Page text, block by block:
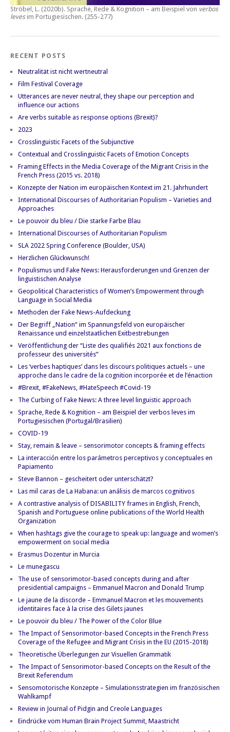
Ströbel, L. (2020b). Sprache, Rede & Kognition – am Beispiel von verbos
levesim Portugiesischen. (255-277)
RECENT POSTS
Neutralität ist nicht wertneutral
Film Festival Coverage
Utterances are never neutral, they shape our perception and
influence our actions
Are verbs suitable as response options (Brexit)?
2023
Crosslinguistic Facets of the Subjunctive
Contextual and Crosslinguistic Facets of Emotion Concepts
Framing Effects in the Media Coverage of the Migrant Crisis in the
French Press (2015 vs. 2018)
Konzepte der Nation im europäischen Kontext im 21. Jahrhundert
International Discourses of Authoritarian Populism – Varieties and
Approaches
Le pouvoir du bleu / Die starke Farbe Blau
International Discourses of Authoritarian Populism
SLA 2022 Spring Conference (Boulder, USA)
Herzlichen Glückwunsch!
Populismus und Fake News: Herausforderungen und Grenzen der
linguistischen Analyse
Geopolitical Characteristics of Women’s Empowerment through
Language in Social Media
Methoden der Fake News-Aufdeckung
Der Begriff „Nation“ im Spannungsfeld von europäischer
Renaissance und einzelstaatlichen Exitbestrebungen
Veröffentlichung der “Liste des qualifiés 2021 aux fonctions de
professeur des universités”
Les ‘verbes haptiques’ dans les discours politiques actuels – une
approche dans le cadre de la cognition incorporée et de l’énaction
#Brexit, #FakeNews, #HateSpeech #Covid-19
The Curbing of Fake News: A three level linguistic approach
Sprache, Rede & Kognition – am Beispiel der verbos leves im
Portugiesischen (Portugal/Brasilien)
COVID-19
Stay, remain & leave – sensorimotor concepts & framing effects
La interacción entre los parámetros perceptivos y conceptuales en
Papiamento
Steve Bannon – gescheitert oder unterschätzt?
Las mil caras de La Habana: un análisis de marcos cognitivos
A contrastive analysis of DISABILITY frames in English, French,
Spanish and Portuguese online publications of the World Health
Organization
When hashtags give the courage to speak up: language and women’s
empowerment on social media
Erasmus Dozentur in Murcia
Le munegascu
The use of sensorimotor-based concepts during and after
presidential campaigns – Emmanuel Macron and Donald Trump
Le jaune de la discorde – Emmanuel Macron et les mouvements
identitaires face à la crise des Gilets jaunes
Le pouvoir du bleu / The Power of the Color Blue
The Impact of Sensorimotor-based Concepts in the French Press
Coverage of the Refugee and Migrant Crisis in the EU (2015-2018)
Theoretische Überlegungen zur Visuellen Grammatik
The Impact of Sensorimotor-based Concepts on the Result of the
Brexit Referendum
Sensomotorische Konzepte – Simulationsstrategien im französischen
Wahlkampf
Review in Journal of Pidgin and Creole Languages
Eindrücke vom Human Brain Project Summit, Maastricht